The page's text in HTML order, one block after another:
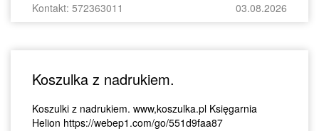
Kontakt: 572363011 03.08.2026
Koszulka z nadrukiem.
Koszulki z nadrukiem. www,koszulka.pl Księgarnia
Helion https://webep1.com/go/551d9faa87